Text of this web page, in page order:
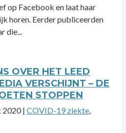
op Facebook en laat haar
horen. Eerder publiceerden
die...
OVER HET LEED
VERSCHIJNT – DE
STOPPEN
2020| COVID-19 ziekte,